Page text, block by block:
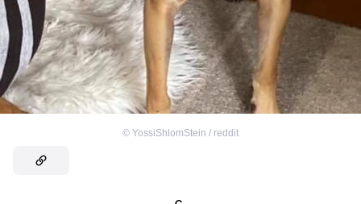
© YossiShlomStein / reddit